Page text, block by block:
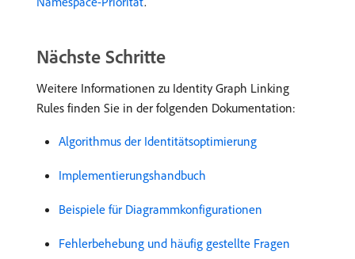
Nächste Schritte
Weitere Informationen zu Identity Graph Linking
Rules finden Sie in der folgenden Dokumentation:
Algorithmus der Identitätsoptimierung
Implementierungshandbuch
Beispiele für Diagrammkonfigurationen
Fehlerbehebung und häufig gestellte Fragen